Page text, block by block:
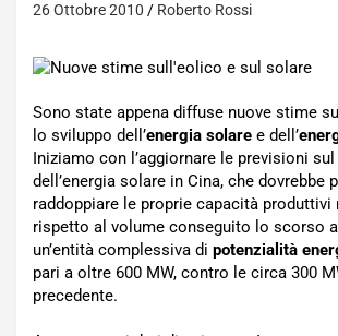
26 Ottobre 2010 Roberto Rossi
Sono state appena diffuse nuove stime
lo sviluppo dell’energia solare e dell’
Iniziamo con l’aggiornare le previsioni
dell’energia solare in Cina, che dovrebbe
raddoppiare le proprie capacità produttivi
rispetto al volume conseguito lo scorso
un’entità complessiva di potenzialità
pari a oltre 600 MW, contro le circa 300
precedente.